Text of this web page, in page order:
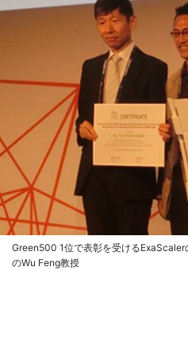
Green500 1位で表彰を受ける
のWu Feng教授